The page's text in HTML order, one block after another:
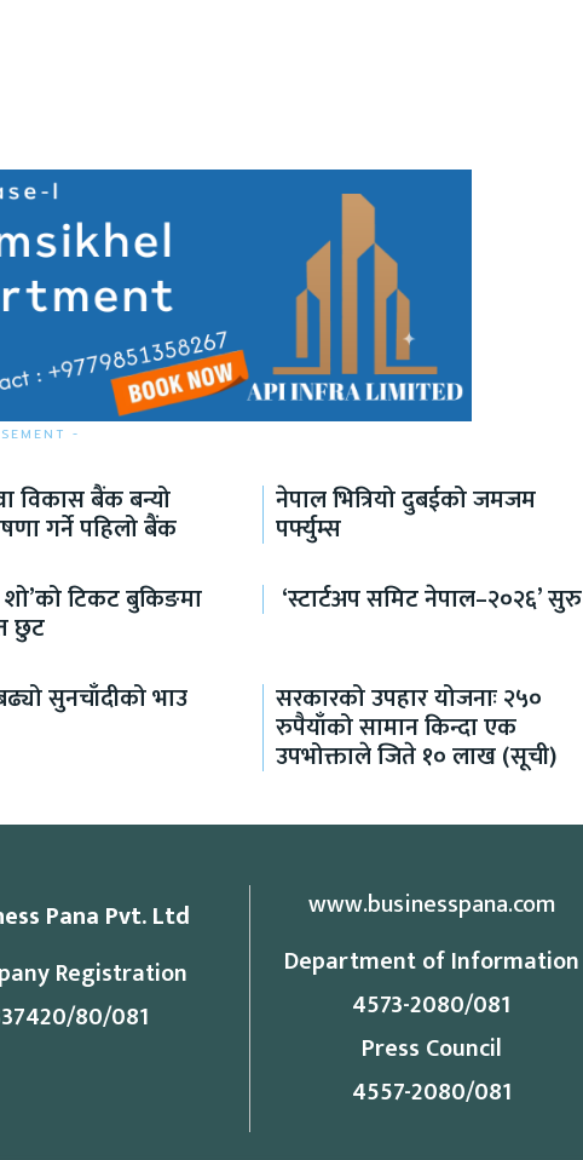
-
विकास बैंक बन्यो
गर्ने पहिलो बैंक
नेपाल भित्रियो दुबईको जमजम
पर्फ्युम्स
शो’को टिकट बुकिङमा
छुट
‘स्टार्टअप समिट नेपाल–२०२६’ सुरु
सुनचाँदीको भाउ सरकारको उपहार योजनाः २५०
रुपैयाँको सामान किन्दा एक
उपभोक्ताले जिते १० लाख (सूची)
Pana Pvt. Ltd
Registration
80/081
www.businesspana.com
Department of Information
4573-2080/081
Press Council
4557-2080/081